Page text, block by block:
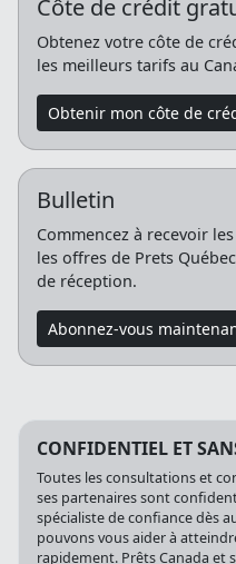
Côte de crédit
Obtenez votre côte de
les meilleurs tarifs au
Obtenir mon côte de
Bulletin
Commencez à recevoir
les offres de Prets
de réception.
Abonnez-vous
CONFIDENTIEL ET
Toutes les consultations et
ses partenaires sont
spécialiste de confiance dès
pouvons vous aider à
rapidement. Prêts Canada et